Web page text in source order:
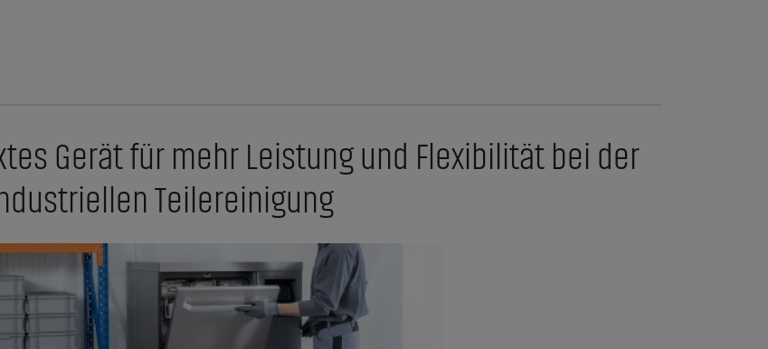
Gerät für mehr Leistung und Flexibilität bei der
Teilereinigung